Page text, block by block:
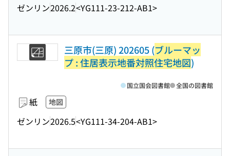
ゼンリン2026.2<YG111-23-212-AB1>
三原市(三原) 202605 (ブルーマッ
プ : 住居表示地番対照住宅地図)
紙 地図
ゼンリン2026.5<YG111-34-204-AB1>
国立国会図書館 全国の図書館